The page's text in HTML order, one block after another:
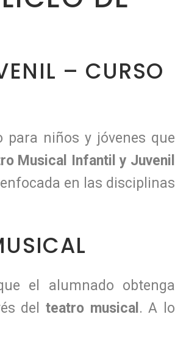
– CURSO
niños y jóvenes que
Musical Infantil y Juvenil
en las disciplinas
el alumnado obtenga
delteatro musical . A lo